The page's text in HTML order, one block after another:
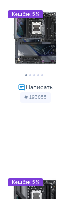
# 193855
Кешбэк 5%
Кешбэк 5%